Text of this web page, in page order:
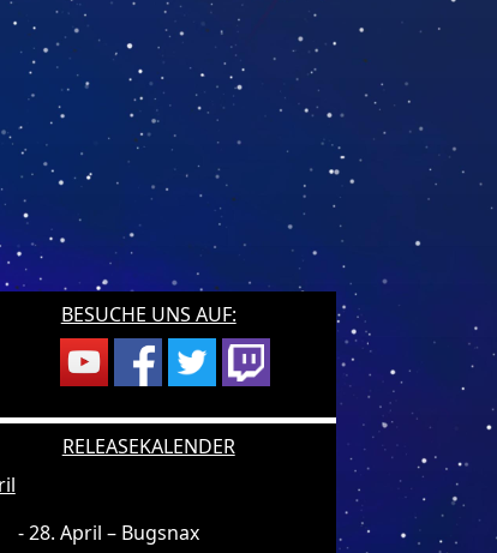
BESUCHE UNS AUF:
RELEASEKALENDER
28. April – Bugsnax